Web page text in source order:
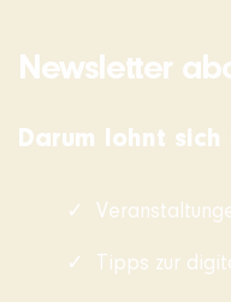
Newsletter
Darum lohnt
Tipps zur